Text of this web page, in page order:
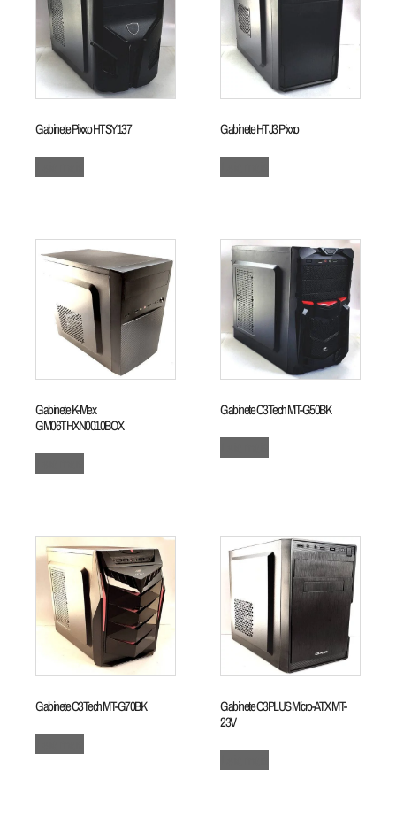
Gabinete Pixxo HTSY137 Gabinete HTJ3 Pixxo
Gabinete K-Mex
GM06THXN0010BOX
Gabinete C3Tech MT-G50BK
Gabinete C3Tech MT-G70BK
Gabinete C3PLUS Micro-ATX MT-
23V